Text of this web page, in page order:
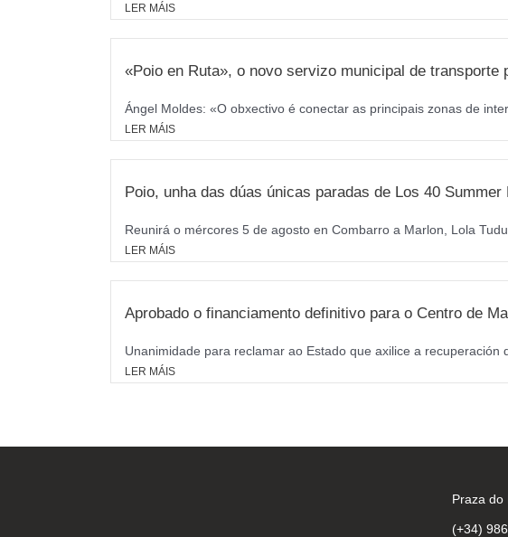
LER MÁIS
«Poio en Ruta», o novo servizo municipal de
Ángel Moldes: «O obxectivo é conectar as principais zonas de
LER MÁIS
Poio, unha das dúas únicas paradas de Los 40
Reunirá o mércores 5 de agosto en Combarro a Marlon, Lola
LER MÁIS
Aprobado o financiamento definitivo para o Centro de
Unanimidade para reclamar ao Estado que axilice a recuperación
LER MÁIS
Praza do
(+34)